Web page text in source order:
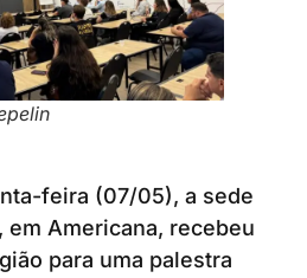
feira (07/05), a sede
em Americana, recebeu
para uma palestra